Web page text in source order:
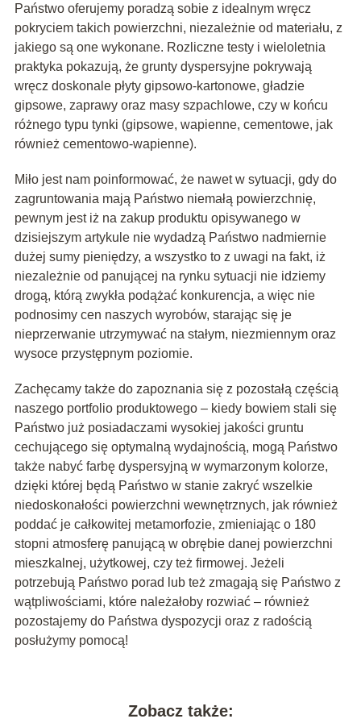
Państwo oferujemy poradzą sobie z idealnym wręcz
pokryciem takich powierzchni, niezależnie od materiału, z
jakiego są one wykonane. Rozliczne testy i wieloletnia
praktyka pokazują, że grunty dyspersyjne pokrywają
wręcz doskonale płyty gipsowo-kartonowe, gładzie
gipsowe, zaprawy oraz masy szpachlowe, czy w końcu
różnego typu tynki (gipsowe, wapienne, cementowe, jak
również cementowo-wapienne).
Miło jest nam poinformować, że nawet w sytuacji, gdy do
zagruntowania mają Państwo niemałą powierzchnię,
pewnym jest iż na zakup produktu opisywanego w
dzisiejszym artykule nie wydadzą Państwo nadmiernie
dużej sumy pieniędzy, a wszystko to z uwagi na fakt, iż
niezależnie od panującej na rynku sytuacji nie idziemy
drogą, którą zwykła podążać konkurencja, a więc nie
podnosimy cen naszych wyrobów, starając się je
nieprzerwanie utrzymywać na stałym, niezmiennym oraz
wysoce przystępnym poziomie.
Zachęcamy także do zapoznania się z pozostałą częścią
naszego portfolio produktowego – kiedy bowiem stali się
Państwo już posiadaczami wysokiej jakości gruntu
cechującego się optymalną wydajnością, mogą Państwo
także nabyć farbę dyspersyjną w wymarzonym kolorze,
dzięki której będą Państwo w stanie zakryć wszelkie
niedoskonałości powierzchni wewnętrznych, jak również
poddać je całkowitej metamorfozie, zmieniając o 180
stopni atmosferę panującą w obrębie danej powierzchni
mieszkalnej, użytkowej, czy też firmowej. Jeżeli
potrzebują Państwo porad lub też zmagają się Państwo z
wątpliwościami, które należałoby rozwiać – również
pozostajemy do Państwa dyspozycji oraz z radością
posłużymy pomocą!
Zobacz także: